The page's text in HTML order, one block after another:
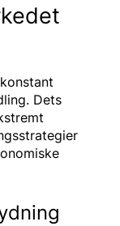
Dets